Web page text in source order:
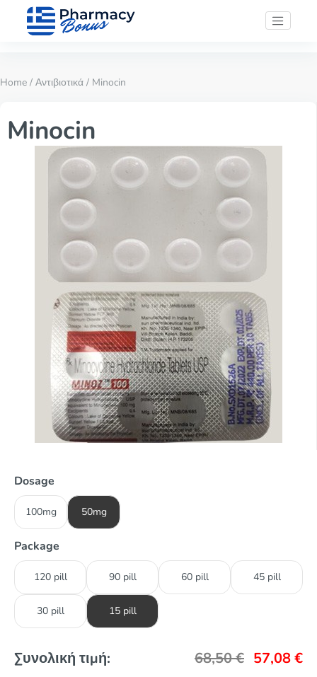
Home / Αντιβιοτικά / Minocin
Minocin
Dosage
100mg 50mg
Package
120 pill 90 pill 60 pill 45 pill
30 pill 15 pill
Συνολική τιμή: 68,50€ 57,08€